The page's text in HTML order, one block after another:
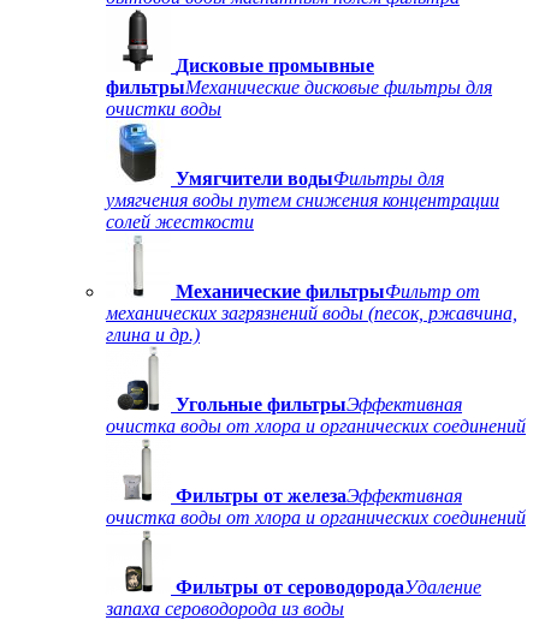
Дисковые промывные
фильтрыМеханические дисковые фильтры для
очистки воды
Умягчители водыФильтры для
умягчения воды путем снижения концентрации
солей жесткости
Механические фильтрыФильтр от
механических загрязнений воды (песок, ржавчина,
глина и др.)
Угольные фильтрыЭффективная
очистка воды от хлора и органических соединений
Фильтры от железаЭффективная
очистка воды от хлора и органических соединений
Фильтры от сероводородаУдаление
запаха сероводорода из воды